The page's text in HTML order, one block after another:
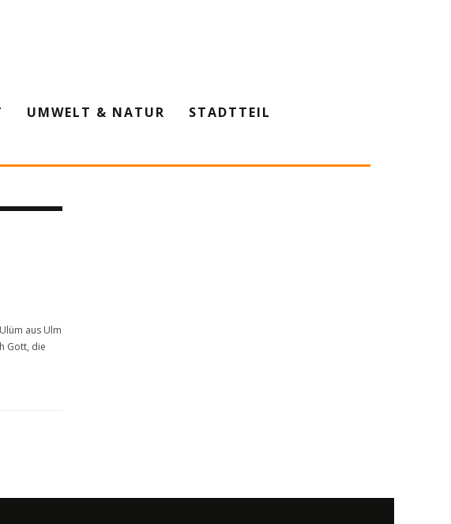
UMWELT & NATUR
STADTTEIL
aus Ulm
Gott, die